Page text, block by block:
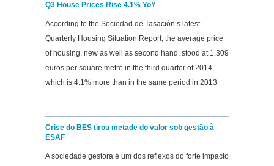
Q3 House Prices Rise 4.1% YoY
According to the Sociedad de Tasación’s latest
Quarterly Housing Situation Report, the average price
of housing, new as well as second hand, stood at 1,309
euros per square metre in the third quarter of 2014,
which is 4.1% more than in the same period in 2013
Crise do BES tirou metade do valor sob gestão à
ESAF
A sociedade gestora é um dos reflexos do forte impacto